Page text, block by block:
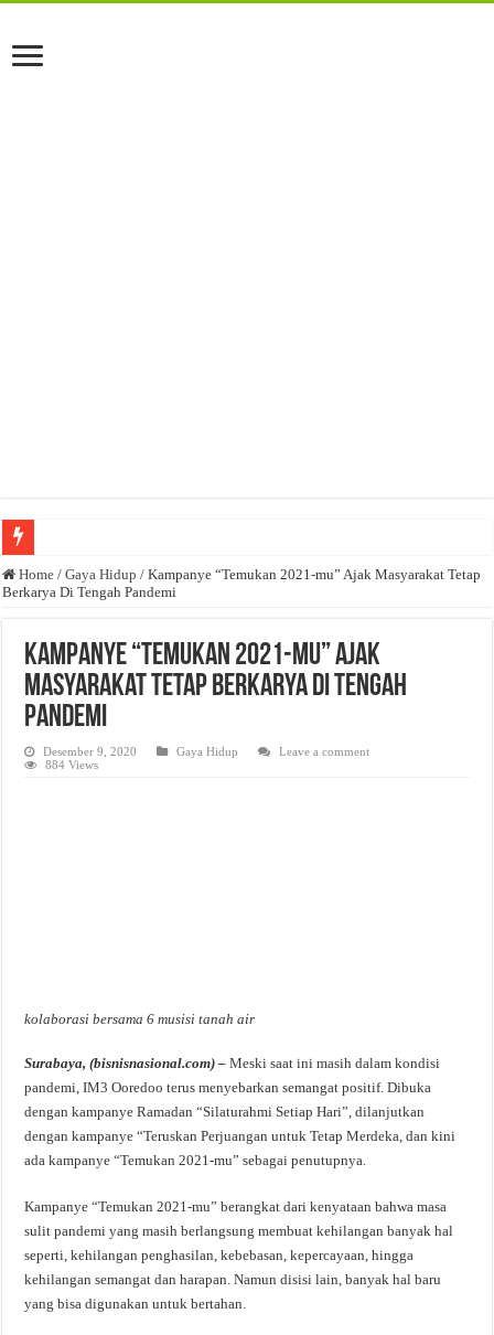
Anda butuh promosi usaha? Kontak ke Email redaksi@bisnisnasional.com
Dibutuhkan Marketing. Lamaran di-email ke redaksi@bisnisnasional.com
Home / Gaya Hidup / Kampanye “Temukan 2021-mu” Ajak Masyarakat Tetap
Berkarya Di Tengah Pandemi
Kampanye “Temukan 2021-mu” Ajak
Masyarakat Tetap Berkarya Di Tengah
Pandemi
Desember 9, 2020 Gaya Hidup
Leave a comment
884 Views
kolaborasi bersama 6 musisi tanah air
Surabaya, (bisnisnasional.com) – Meski saat ini masih dalam kondisi
pandemi, IM3 Ooredoo terus menyebarkan semangat positif. Dibuka
dengan kampanye Ramadan “Silaturahmi Setiap Hari”, dilanjutkan
dengan kampanye “Teruskan Perjuangan untuk Tetap Merdeka, dan kini
ada kampanye “Temukan 2021-mu” sebagai penutupnya.
Kampanye “Temukan 2021-mu” berangkat dari kenyataan bahwa masa
sulit pandemi yang masih berlangsung membuat kehilangan banyak hal
seperti, kehilangan penghasilan, kebebasan, kepercayaan, hingga
kehilangan semangat dan harapan. Namun disisi lain, banyak hal baru
yang bisa digunakan untuk bertahan.